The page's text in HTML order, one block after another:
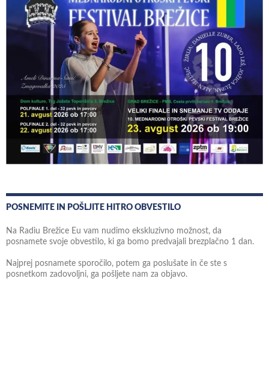
POSNEMITE IN POŠLJITE HITRO OBVESTILO
Na Radiu Brežice Eu vam nudimo ekskluzivno možnost, da
posnamete svoje obvestilo, ki ga bomo predvajali brezplačno 1 dan.
Najprej posnamete sporočilo, potem ga poslušate in če ste s
posnetkom zadovoljni, ga pošljete nam za objavo.